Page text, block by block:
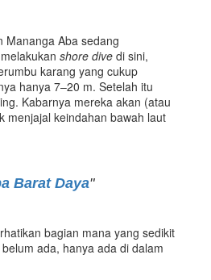
Mananga Aba sedang
shore dive di sini,
karang yang cukup
hanya 7–20 m. Setelah itu
Kabarnya mereka akan (atau
menjajal keindahan bawah laut
Barat Daya"
bagian mana yang sedikit
ada, hanya ada di dalam